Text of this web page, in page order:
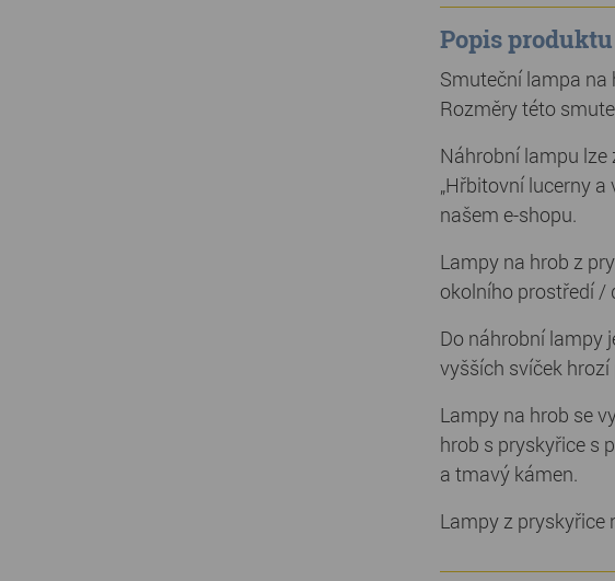
Popis produktu
Smuteční lampa na
Rozměry této
Náhrobní lampu
„Hřbitovní lucerny
našem e-shopu.
Lampy na hrob z
okolního prostředí /
Do náhrobní lampy
vyšších svíček
Lampy na hrob se
hrob s pryskyřice s
a tmavý kámen.
Lampy z pryskyřice